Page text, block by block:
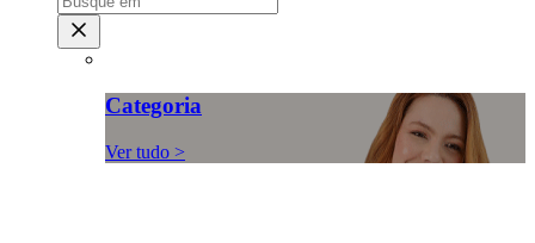
Categoria
Ver tudo >